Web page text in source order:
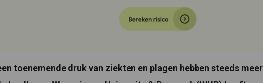
toenemende druk van ziekten en plagen hebben steeds meer